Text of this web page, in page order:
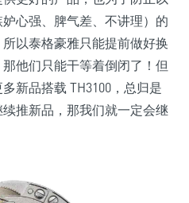
心强、脾气差、不讲理）的
以泰格豪雅只能提前做好换
他们只能干等着倒闭了！但
新品搭载 TH3100，总归是
推新品，那我们就一定会继